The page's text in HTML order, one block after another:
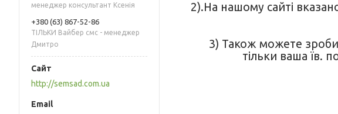
менеджер консультант Ксенія
+380 (63) 867-52-86
ТІЛЬКИ Вайбер смс - менеджер
Дмитро
http://semsad.com.ua
2).На нашому сайті
3) Також можете
тільки ваша їв.